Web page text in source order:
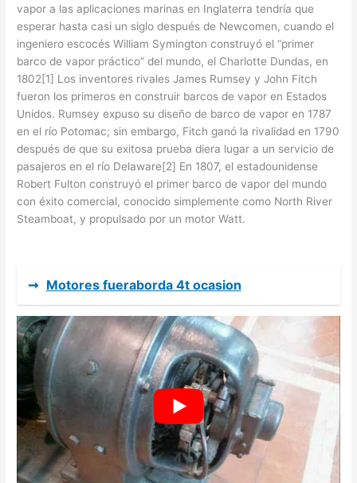
vapor a las aplicaciones marinas en Inglaterra tendría que
esperar hasta casi un siglo después de Newcomen, cuando el
ingeniero escocés William Symington construyó el “primer
barco de vapor práctico” del mundo, el Charlotte Dundas, en
1802[1] Los inventores rivales James Rumsey y John Fitch
fueron los primeros en construir barcos de vapor en Estados
Unidos. Rumsey expuso su diseño de barco de vapor en 1787
en el río Potomac; sin embargo, Fitch ganó la rivalidad en 1790
después de que su exitosa prueba diera lugar a un servicio de
pasajeros en el río Delaware[2] En 1807, el estadounidense
Robert Fulton construyó el primer barco de vapor del mundo
con éxito comercial, conocido simplemente como North River
Steamboat, y propulsado por un motor Watt.
➞ Motores fueraborda 4t ocasion
Pacific power group marine